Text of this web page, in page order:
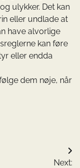
ulykker. Det kan
eller undlade at
have alvorlige
kan føre
eller endda
dem nøje, når
Next: